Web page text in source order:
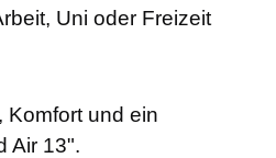
Uni oder Freizeit
Komfort und ein
Air 13".